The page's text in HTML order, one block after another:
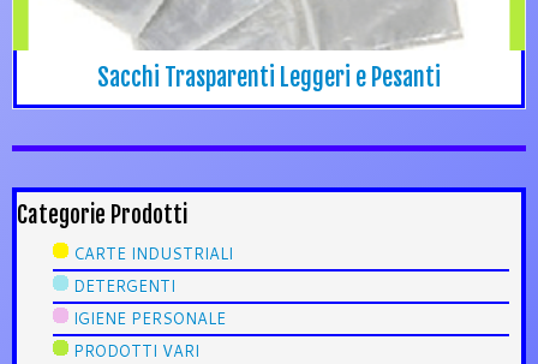
Sacchi Trasparenti Leggeri e Pesanti
Categorie Prodotti
CARTE INDUSTRIALI
DETERGENTI
IGIENE PERSONALE
PRODOTTI VARI